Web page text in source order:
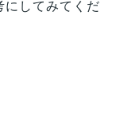
にしてみてくだ